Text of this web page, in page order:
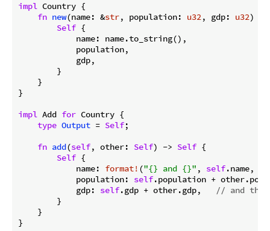
impl Country {
fn new(name: &str, population: u32, gdp: u32) -
Self {
            name: name.to_string(),
            population,
            gdp,
        }
    }
}
impl Add for Country {
type Output = Self;
fn add(self, other: Self) -> Self {
Self {
            name:
format! ("{} and {}" , self.name,
            population:
self.population +
            gdp:
self.gdp + other.gdp,
// and the
        }
    }
}